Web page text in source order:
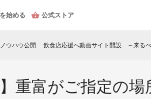
始める 公式ストア
ウハウ公開 飲食店応援へ動画サイト開設 ～来るべ
重富がご指定の